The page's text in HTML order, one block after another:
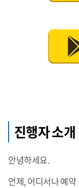
진행자 소개
안녕하세요.
언제, 어디서나 예